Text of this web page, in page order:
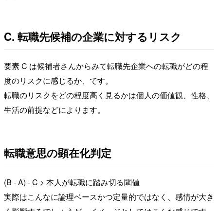
C. 転職先候補の企業に対するリスク
要素 C は候補者さんからみて転職先企業への転職がどの程
度のリスクに感じるか、です。
転職のリスクをどの程度高く見るかは個人の価値観、性格、
生活の前提などによります。
転職意思の顕在化判定
(B - A) - C > 本人が転職に踏み切る閾値
実際はこんなに論理ベースかつ定量的ではなく、感情が大き